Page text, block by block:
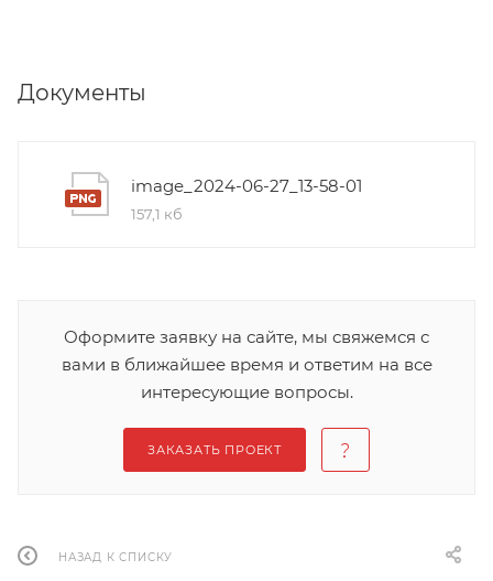
Документы
image_2024-06-27_13-58-01
157,1 кб
Оформите заявку на сайте, мы свяжемся с
вами в ближайшее время и ответим на все
интересующие вопросы.
ЗАКАЗАТЬ ПРОЕКТ
НАЗАД К СПИСКУ